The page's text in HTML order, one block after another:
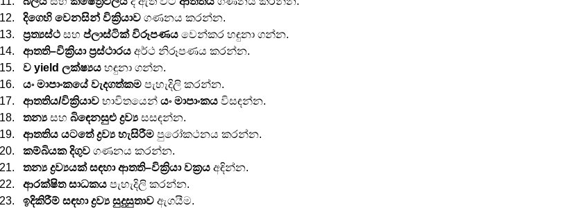
දිගෙහි වෙනසින් වික්‍රියාව ගණනය කරන්න.
ප්‍රත්‍යස්ථ සහ ප්ලාස්ටික් විරූපණය වෙන්කර හඳුනා ගන්න.
ආතති–වික්‍රියා ප්‍රස්ථාරය අර්ථ නිරූපණය කරන්න.
ව yield ලක්ෂ්‍යය හඳුනා ගන්න.
යං මාපාංකයේ වැදගත්කම පැහැදිලි කරන්න.
ආතතිය/වික්‍රියාව භාවිතයෙන් යං මාපාංකය විසඳන්න.
තන්‍ය සහ බිඳෙනසුළු ද්‍රව්‍ය සසඳන්න.
ආතතිය යටතේ ද්‍රව්‍ය හැසිරීම පුරෝකථනය කරන්න.
කම්බියක දිගුව ගණනය කරන්න.
තන්‍ය ද්‍රව්‍යයක් සඳහා ආතති–වික්‍රියා වක්‍රය අඳින්න.
ආරක්ෂිත සාධකය පැහැදිලි කරන්න.
ඉදිකිරීම් සඳහා ද්‍රව්‍ය සුදුසුතාව ඇගයීම.